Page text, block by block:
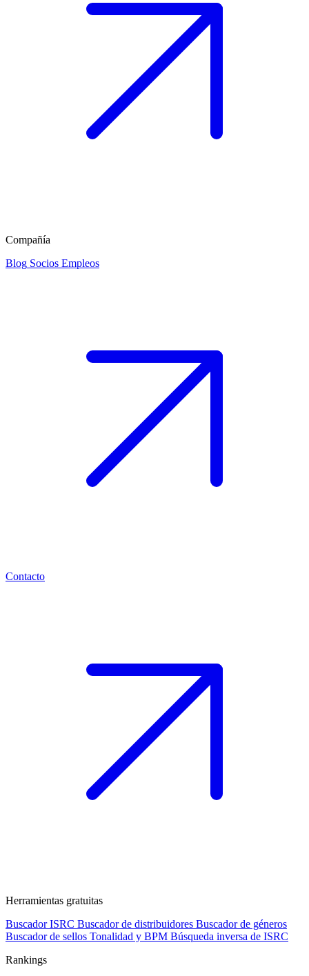
Compañía
Blog Socios Empleos
Contacto
Herramientas gratuitas
Buscador ISRC Buscador de distribuidores Buscador de géneros
Buscador de sellos Tonalidad y BPM Búsqueda inversa de ISRC
Rankings